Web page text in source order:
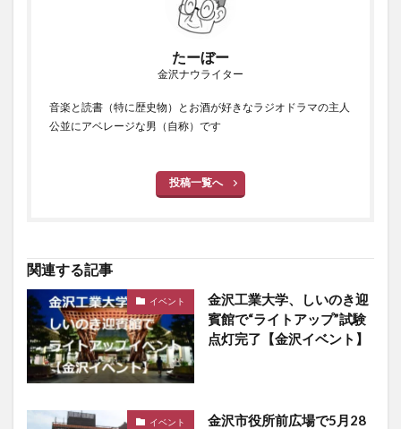
たーぼー
金沢ナウライター
音楽と読書（特に歴史物）とお酒が好きなラジオドラマの主人
公並にアベレージな男（自称）です
投稿一覧へ
関連する記事
イベント
金沢工業大学、しいのき迎
賓館で“ライトアップ”試験
点灯完了【金沢イベント】
イベント
金沢市役所前広場で5月28